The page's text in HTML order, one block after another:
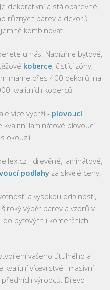
. Je dekorativní a stálobarevné.
různých barev a dekorů
kombinovat.
u nás. Nabízíme bytové,
koberce, čistící zóny,
máme přes 400 dekorů, na
kvalitních koberců.
více vydrží - plovoucí
kvalitní laminátové plovoucí
okouzlí.
- dřevěné, laminátové,
podlahy za skvělé ceny.
a vysokou odolností,
široký výběr barev a vzorů v
do bytových i komerčních
vašeho útulného a
vícevrstvé i masivní
výrobců. Dřevo -